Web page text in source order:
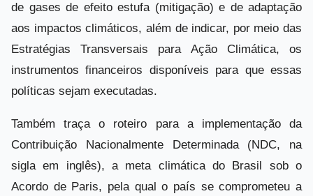
de gases de efeito estufa (mitigação) e de adaptação
aos impactos climáticos, além de indicar, por meio das
Estratégias Transversais para Ação Climática, os
instrumentos financeiros disponíveis para que essas
políticas sejam executadas.
Também traça o roteiro para a implementação da
Contribuição Nacionalmente Determinada (NDC, na
sigla em inglês), a meta climática do Brasil sob o
Acordo de Paris, pela qual o país se comprometeu a